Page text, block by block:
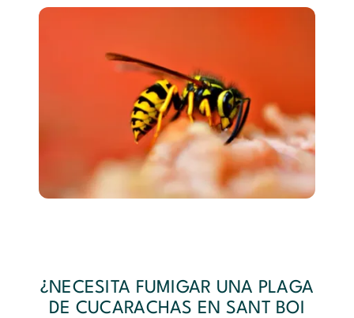
¿NECESITA FUMIGAR UNA PLAGA
DE CUCARACHAS EN SANT BOI